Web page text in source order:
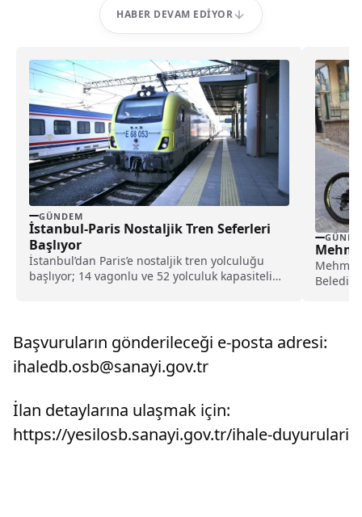
HABER DEVAM EDIYOR
GÜNDEM
İstanbul-Paris Nostaljik Tren Seferleri
Başlıyor
İstanbul’dan Paris’e nostaljik tren yolculuğu
başlıyor; 14 vagonlu ve 52 yolculuk kapasiteli
Mehmet
Başvuruların gönderileceği e-posta adresi:
ihaledb.osb@sanayi.gov.tr
İlan detaylarına ulaşmak için:
https://yesilosb.sanayi.gov.tr/ihale-duyurulari